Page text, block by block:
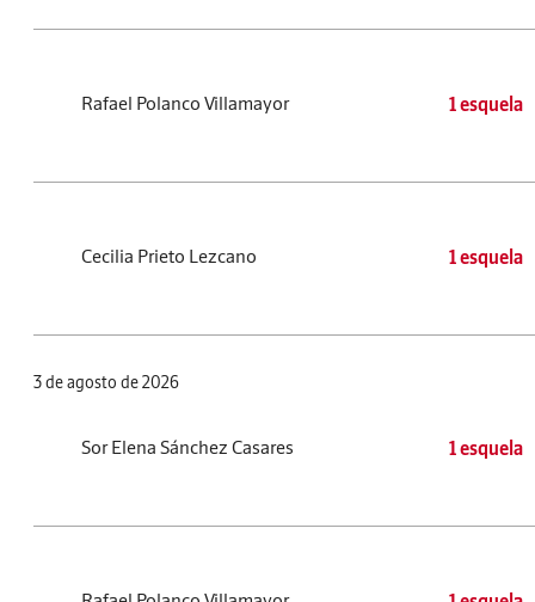
Rafael Polanco Villamayor 1 esquela
Cecilia Prieto Lezcano 1 esquela
3 de agosto de 2026
Sor Elena Sánchez Casares 1 esquela